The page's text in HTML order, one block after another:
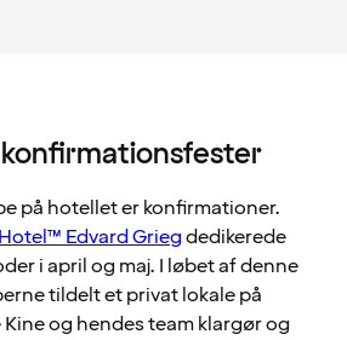
på hotellet er konfirmationer.
Edvard Griegdedikerede
i april og maj. I løbet af denne
tildelt et privat lokale på
og hendes team klargør og